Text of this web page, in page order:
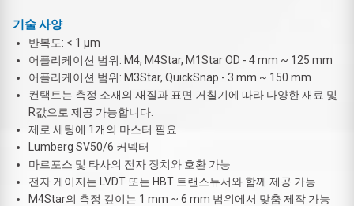
기술 사양
반복도: < 1 μm
어플리케이션 범위: M4, M4Star, M1Star OD - 4 mm ~ 125 mm
어플리케이션 범위: M3Star, QuickSnap - 3 mm ~ 150 mm
컨택트는 측정 소재의 재질과 표면 거칠기에 따라 다양한 재료 및
R값으로 제공 가능합니다.
제로 세팅에 1개의 마스터 필요
Lumberg SV50/6 커넥터
마르포스 및 타사의 전자 장치와 호환 가능
전자 게이지는 LVDT 또는 HBT 트랜스듀서와 함께 제공 가능
M4Star의 측정 깊이는 1 mm ~ 6 mm 범위에서 맞춤 제작 가능